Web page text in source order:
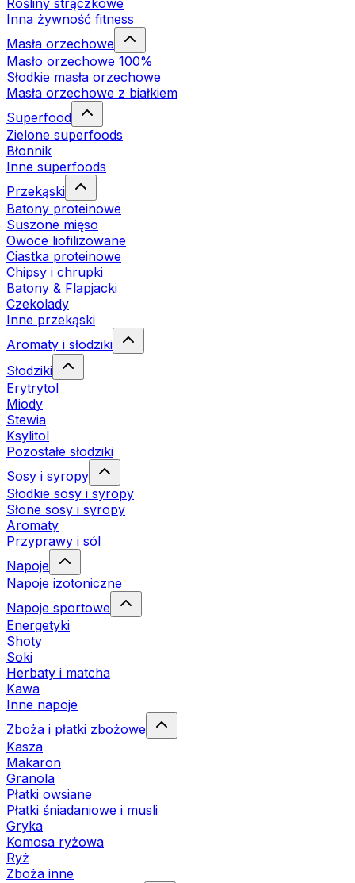
Rośliny strączkowe
Inna żywność fitness
Masła orzechowe
Masło orzechowe 100%
Słodkie masła orzechowe
Masła orzechowe z białkiem
Superfood
Zielone superfoods
Błonnik
Inne superfoods
Przekąski
Batony proteinowe
Suszone mięso
Owoce liofilizowane
Ciastka proteinowe
Chipsy i chrupki
Batony & Flapjacki
Czekolady
Inne przekąski
Aromaty i słodziki
Słodziki
Erytrytol
Miody
Stewia
Ksylitol
Pozostałe słodziki
Sosy i syropy
Słodkie sosy i syropy
Słone sosy i syropy
Aromaty
Przyprawy i sól
Napoje
Napoje izotoniczne
Napoje sportowe
Energetyki
Shoty
Soki
Herbaty i matcha
Kawa
Inne napoje
Zboża i płatki zbożowe
Kasza
Makaron
Granola
Płatki owsiane
Płatki śniadaniowe i musli
Gryka
Komosa ryżowa
Ryż
Zboża inne